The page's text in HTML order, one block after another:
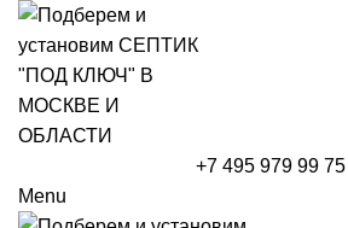
+7 495 979 99 75
Menu